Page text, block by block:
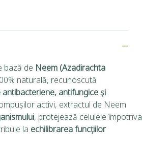
bază de Neem (Azadirachta
naturală, recunoscută
antifungice și
activi, extractul de Neem
, protejează celulele împotriva
la echilibrarea funcțiilor